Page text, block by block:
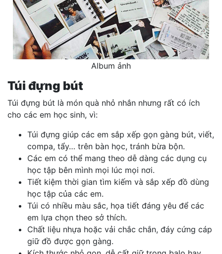
Album ảnh
Túi đựng bút
Túi đựng bút là món quà nhỏ nhắn nhưng rất có ích
cho các em học sinh, vì:
Túi đựng giúp các em sắp xếp gọn gàng bút, viết,
compa, tẩy… trên bàn học, tránh bừa bộn.
Các em có thể mang theo dễ dàng các dụng cụ
học tập bên mình mọi lúc mọi nơi.
Tiết kiệm thời gian tìm kiếm và sắp xếp đồ dùng
học tập của các em.
Túi có nhiều màu sắc, họa tiết đáng yêu để các
em lựa chọn theo sở thích.
Chất liệu nhựa hoặc vải chắc chắn, đáy cứng cáp
giữ đồ được gọn gàng.